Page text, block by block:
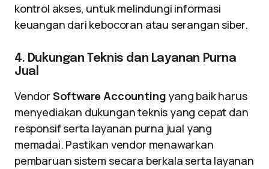
kontrol akses, untuk melindungi informasi
keuangan dari kebocoran atau serangan siber.
4. Dukungan Teknis dan Layanan Purna
Jual
Vendor Software Accounting yang baik harus
menyediakan dukungan teknis yang cepat dan
responsif serta layanan purna jual yang
memadai. Pastikan vendor menawarkan
pembaruan sistem secara berkala serta layanan